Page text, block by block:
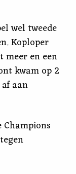
wel tweede
Koploper
meer en een
kwam op 2
aan